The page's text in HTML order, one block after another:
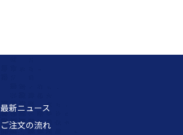
最新ニュース
ご注文の流れ